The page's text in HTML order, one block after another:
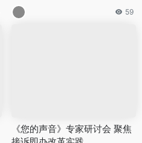
59
《您的声音》专家研讨会 聚焦